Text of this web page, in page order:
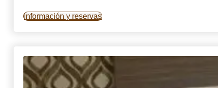
Información y reservas